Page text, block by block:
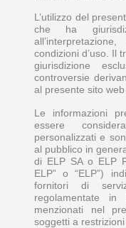
L’utilizzo del
che ha
condizioni d’uso. Il
giurisdizione
controversie
al presente sito
Le informazioni
essere
personalizzati e
al pubblico in
di ELP SA o ELP
ELP” o “ELP”)
fornitori di
regolamentate in
menzionati nel
soggetti a